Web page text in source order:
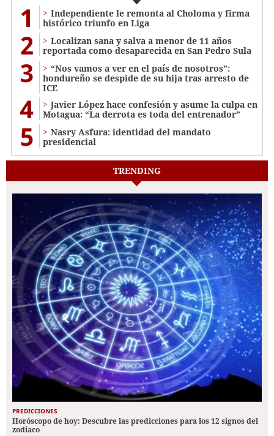
1
Independiente le remonta al Choloma y firma
histórico triunfo en Liga
2
Localizan sana y salva a menor de 11 años
reportada como desaparecida en San Pedro Sula
3
“Nos vamos a ver en el país de nosotros”:
hondureño se despide de su hija tras arresto de
ICE
4
Javier López hace confesión y asume la culpa en
Motagua: “La derrota es toda del entrenador”
5
Nasry Asfura: identidad del mandato
presidencial
TRENDING
PREDICCIONES
Horóscopo de hoy: Descubre las predicciones para los 12 signos del
zodiaco